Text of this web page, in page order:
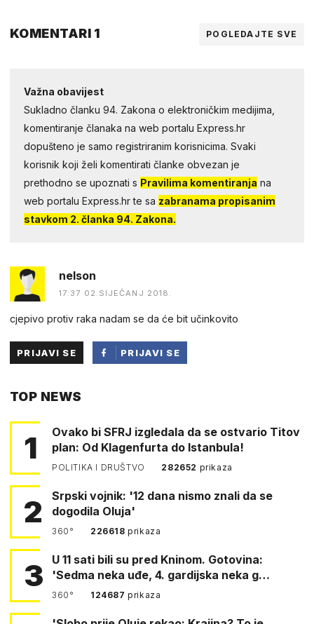
KOMENTARI 1 POGLEDAJTE SVE
Važna obavijest
Sukladno članku 94. Zakona o elektroničkim medijima,
komentiranje članaka na web portalu Express.hr
dopušteno je samo registriranim korisnicima. Svaki
korisnik koji želi komentirati članke obvezan je
prethodno se upoznati s Pravilima komentiranja na
web portalu Express.hr te sa zabranama propisanim
stavkom 2. članka 94. Zakona.
nelson
17:37 02.SIJEČANJ 2018.
cjepivo protiv raka nadam se da će bit učinkovito
PRIJAVI SE
PRIJAVI SE
TOP NEWS
1
Ovako bi SFRJ izgledala da se ostvario Titov
plan: Od Klagenfurta do Istanbula!
POLITIKA I DRUŠTVO 282652 prikaza
2
Srpski vojnik: '12 dana nismo znali da se
dogodila Oluja'
360° 226618prikaza
3
U 11 sati bili su pred Kninom. Gotovina:
'Sedma neka uđe, 4. gardijska neka g…
360° 124687prikaza